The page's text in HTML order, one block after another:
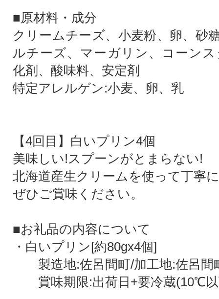
■原材料・成分
クリームチーズ、小麦粉、卵、砂
ルチーズ、マーガリン、コーン
化剤、酸味料、安定剤
特定アレルゲン:小麦、卵、乳
【4回目】白いプリン4個
美味しい!スプーンがとまらない!
北海道産生クリームを使って丁寧
ぜひご賞味ください。
■お礼品の内容について
・白いプリン[約80gx4個]
製造地:佐呂間町/加工地:佐呂間
賞味期限:出荷日+要冷蔵(10℃以